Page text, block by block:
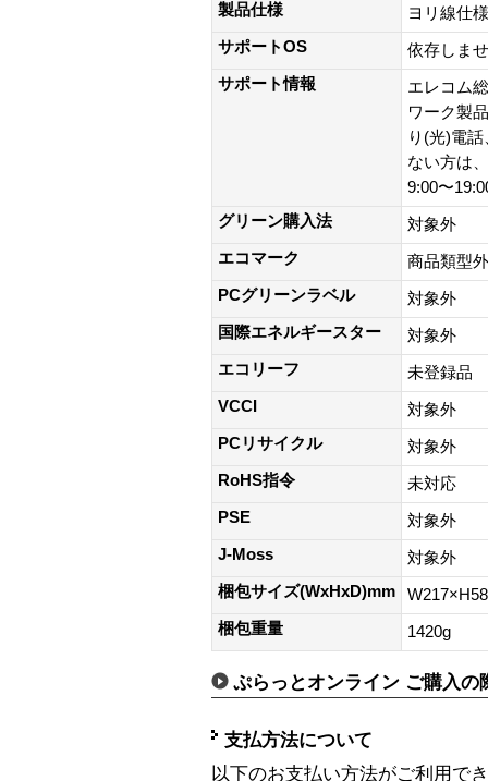
製品仕様
ヨリ線仕
サポートOS
依存しま
サポート情報
エレコム
ワーク製
り(光)電
ない方は
9:00〜
グリーン購入法
対象外
エコマーク
商品類型外
PCグリーンラベル
対象外
国際エネルギースター
対象外
エコリーフ
未登録品
VCCI
対象外
PCリサイクル
対象外
RoHS指令
未対応
PSE
対象外
J-Moss
対象外
梱包サイズ(WxHxD)mm
梱包重量
1420g
ぷらっとオンライン ご購入の
支払方法について
以下のお支払い方法がご利用で